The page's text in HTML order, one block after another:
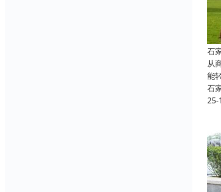
石
从
能
石
25-